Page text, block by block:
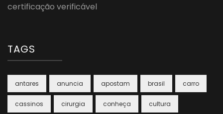
certificação verificável
TAGS
antares anuncia apostam brasil carro
cassinos cirurgia conheça cultura